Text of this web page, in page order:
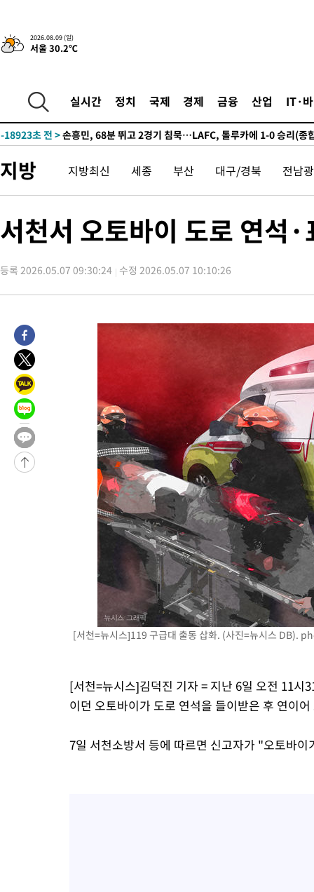
2026.08.09 (일)
서울 30.2℃
실시간 정치 국제 경제 금융 산업 IT·
2시간 전 >“美 이란전 무기 소진…북한과 분쟁시 주한 미군 취약해질 수 있어”
-23631초 전 >
[속보]장은수, KLPGA 제주삼다수 역전 우승…데뷔 10년 차에
-18996초 전 >
-18923초 전 >손흥민, 68분 뛰고 2경기 침묵…LAFC, 톨루카에 1-0 승리(종
-16947초 전 >
이강인, 오늘 서울서 AT마드리드 입단식…'전례 없는 특급대
-3829초 전 >'여긴 20도, 저긴 50도'…열화상 카메라로 본 폭염 저감시설 '온
51분 전 >튀르키예 외무장관, "메카 3국 방위협정은 이란이 목표 아냐 " 밝혀
2시간 전 >[속보]美중부 사령관, 이스라엘 긴급방문 다중화된 전선 상황 논의
2시간 전 >美 국방부, 켄달 전 공군장관 보안허가 취소…“에어포스원 기밀정
2시간 전 >
“美 이란전 무기 소진…북한과 분쟁시 주한 미군 취약해질 수 있어”
-30989초 전 >
"일본축구협회, 대한축구협회 성 접대 의혹 심판 조사"
-23631초 전 >
[속보]장은수, KLPGA 제주삼다수 역전 우승…데뷔 10년 차에
정상
-18996초 전 >
"얼마나 더웠으면"…안동 물길공원서 헤엄친 구렁이 '소동'
-18923초 전 >
손흥민, 68분 뛰고 2경기 침묵…LAFC, 톨루카에 1-0 승리(종
-18195초 전 >
'2경기 연속 침묵' 손흥민, 톨루카전 68분만 뛰고 슈팅 0개
-16947초 전 >
이강인, 오늘 서울서 AT마드리드 입단식…'전례 없는 특급대
-3829초 전 >
'여긴 20도, 저긴 50도'…열화상 카메라로 본 폭염 저감시설 '온
콜롬비아 신임 우파 대통령 취임 하루만에 차량폭탄 폭발 사건
튀르키예 외무장관, "메카 3국 방위협정은 이란이 목표 아냐 " 밝혀
이군이 불법 군시설 건설한 레바논 남부에서 레바논군 3명 폭발로
[속보]美중부 사령관, 이스라엘 긴급방문 다중화된 전선 상황 논의
美 국방부, 켄달 전 공군장관 보안허가 취소…“에어포스원 기밀정
‘축구의 신’ 아르헨티나 축구 선수 메시의 부친 지병 별세
“美 이란전 무기 소진…북한과 분쟁시 주한 미군 취약해질 수 있어”
지방 지방최신 세종 부산 대구/경북 전남
서천서 오토바이 도로 연석
등록 2026.05.07 09:30:24 수정 2026.05.07 10:10:26
[서천=뉴시스]119 구급대 출동 삽화. (사진=뉴시스 DB).
[서천=뉴시스]김덕진 기자 = 지난 6일 오전 11시
이던 오토바이가 도로 연석을 들이받은 후 연이
7일 서천소방서 등에 따르면 신고자가 "오토바